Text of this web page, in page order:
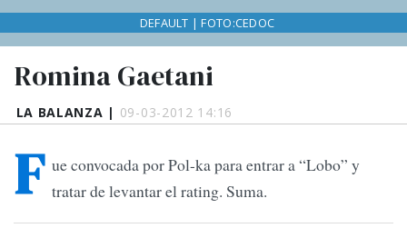
LA BALANZA | 09-03-2012 14:16
Romina Gaetani
DEFAULT | FOTO:CEDOC
F ue convocada por Pol-ka para entrar a “Lobo” y
tratar de levantar el rating. Suma.